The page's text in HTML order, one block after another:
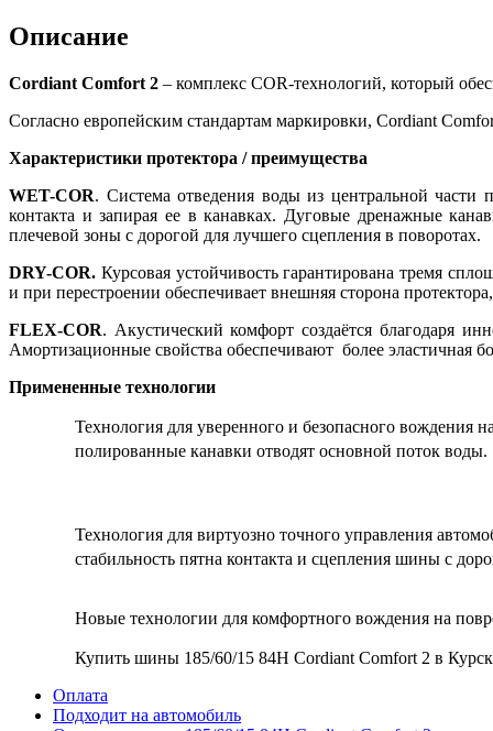
Описание
Cordiant Comfort 2 – комплекс COR-технологий, который
Согласно европейским стандартам маркировки, Cordiant
Характеристики протектора / преимущества
WET-COR. Система отведения воды из центральной части
контакта и запирая ее в канавках. Дуговые дренажные
плечевой зоны с дорогой для лучшего сцепления в поворотах.
DRY-COR. Курсовая устойчивость гарантирована тремя
и при перестроении обеспечивает внешняя сторона
FLEX-COR. Акустический комфорт создаётся благодаря
Амортизационные свойства обеспечивают более эластичная
Примененные технологии
Технология для уверенного и безопасного вождения
полированные канавки отводят основной поток воды.
Технология для виртуозно точного управления
стабильность пятна контакта и сцепления шины с
Новые технологии для комфортного вождения на
Купить шины 185/60/15 84H Cordiant Comfort 2 в
Оплата
Подходит на автомобиль